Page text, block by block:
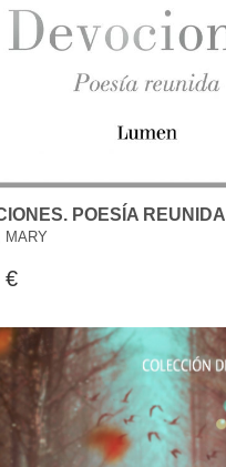
POESÍA REUNIDA
MARY
€